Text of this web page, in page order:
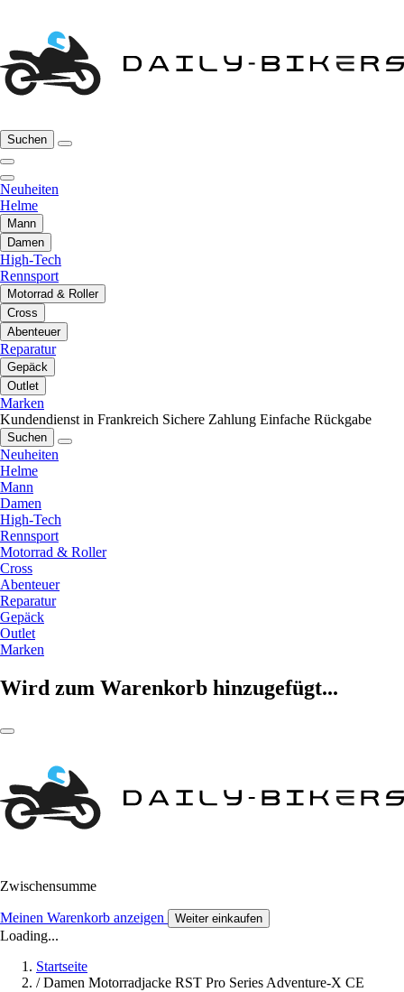
Suchen
Neuheiten
Helme
Mann
Damen
High-Tech
Rennsport
Motorrad & Roller
Cross
Abenteuer
Reparatur
Gepäck
Outlet
Marken
Kundendienst in Frankreich Sichere Zahlung Einfache Rückgabe
Suchen
Neuheiten
Helme
Mann
Damen
High-Tech
Rennsport
Motorrad & Roller
Cross
Abenteuer
Reparatur
Gepäck
Outlet
Marken
Wird zum Warenkorb hinzugefügt...
Zwischensumme
Meinen Warenkorb anzeigen Weiter einkaufen
Loading...
Startseite
/ Damen Motorradjacke RST Pro Series Adventure-X CE